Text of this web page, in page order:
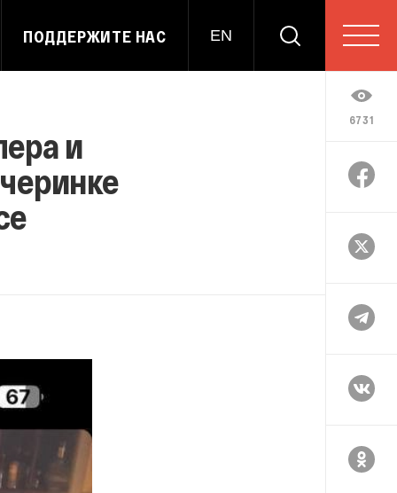
ПОДДЕРЖИТЕ НАС EN
6731
и